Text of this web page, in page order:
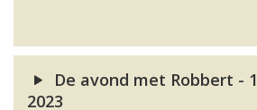
De avond met Robbert -
2023